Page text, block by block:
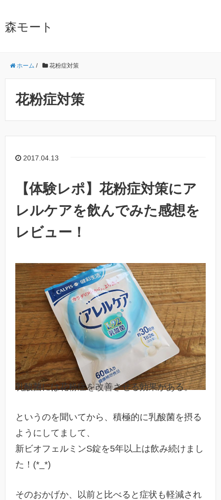
森モート
ホーム / 花粉症対策
花粉症対策
2017.04.13
【体験レポ】花粉症対策にア
レルケアを飲んでみた感想を
レビュー！
乳酸菌には花粉症を改善させる効果がある。
というのを聞いてから、積極的に乳酸菌を摂る
ようにしてまして、
新ビオフェルミンS錠を5年以上は飲み続けまし
た！(*_*)
そのおかげか、以前と比べると症状も軽減され